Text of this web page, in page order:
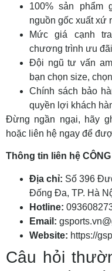
100% sản phẩm
nguồn gốc xuất xứ
Mức giá cạnh
chương trình ưu
Đội ngũ tư vấn
bạn chọn size,
Chính sách bảo
quyền lợi khách
Đừng ngần ngại, hãy
hoặc liên hệ ngay để
Thông tin liên hệ
Địa chỉ: Số 396
Đống Đa, TP. Hà
Hotline:
Email:
Website: https://
Câu hỏi